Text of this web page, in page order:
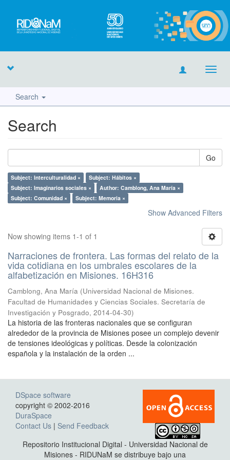
Search
Search
Go
Subject: Interculturalidad ×
Subject: Hábitos ×
Subject: Imaginarios sociales ×
Author: Camblong, Ana María ×
Subject: Comunidad ×
Subject: Memoria ×
Show Advanced Filters
Now showing items 1-1 of 1
Narraciones de frontera. Las formas del relato de la
vida cotidiana en los umbrales escolares de la
alfabetización en Misiones. 16H316
Camblong, Ana María (Universidad Nacional de Misiones.
Facultad de Humanidades y Ciencias Sociales. Secretaría de
Investigación y Posgrado, 2014-04-30)
La historia de las fronteras nacionales que se configuran
alrededor de la provincia de Misiones posee un complejo devenir
de tensiones ideológicas y políticas. Desde la colonización
española y la instalación de la orden ...
DSpace software
copyright © 2002-2016
DuraSpace
Contact Us | Send Feedback
Repositorio Institucional Digital - Universidad Nacional de
Misiones - RIDUNaM se distribuye bajo una